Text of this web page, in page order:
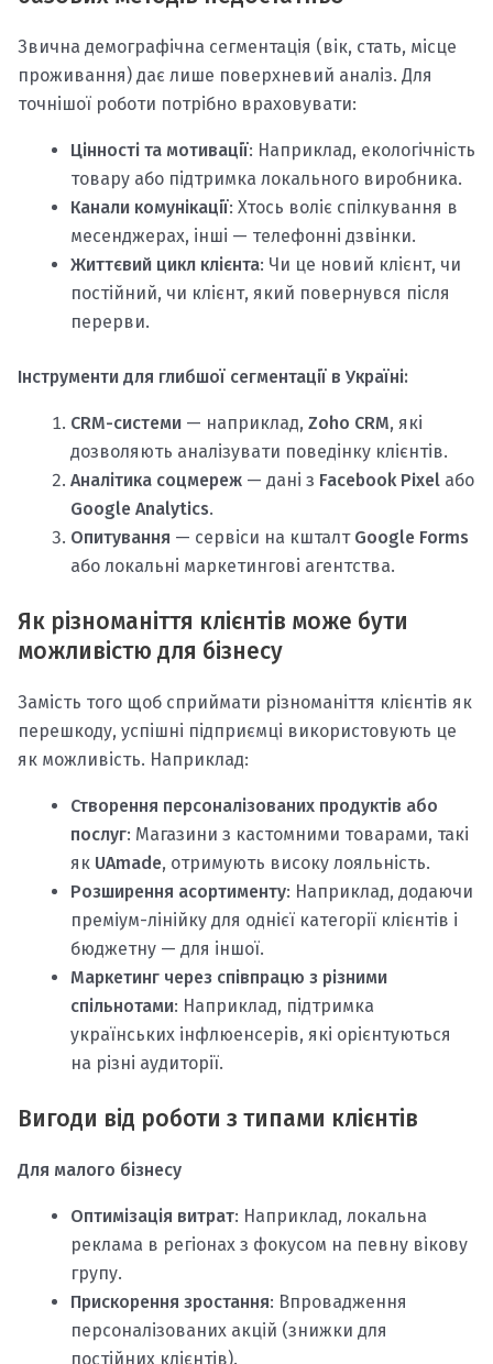
Звична демографічна сегментація (вік, стать, місце
проживання) дає лише поверхневий аналіз. Для
точнішої роботи потрібно враховувати:
Цінності та мотивації: Наприклад, екологічність
товару або підтримка локального виробника.
Канали комунікації: Хтось воліє спілкування в
месенджерах, інші — телефонні дзвінки.
Життєвий цикл клієнта: Чи це новий клієнт, чи
постійний, чи клієнт, який повернувся після
перерви.
Інструменти для глибшої сегментації в Україні:
CRM-системи — наприклад, Zoho CRM, які
дозволяють аналізувати поведінку клієнтів.
Аналітика соцмереж — дані з Facebook Pixel або
Google Analytics.
Опитування — сервіси на кшталт Google Forms
або локальні маркетингові агентства.
Як різноманіття клієнтів може бути
можливістю для бізнесу
Замість того щоб сприймати різноманіття клієнтів як
перешкоду, успішні підприємці використовують це
як можливість. Наприклад:
Створення персоналізованих продуктів або
послуг: Магазини з кастомними товарами, такі
як UAmade, отримують високу лояльність.
Розширення асортименту: Наприклад, додаючи
преміум-лінійку для однієї категорії клієнтів і
бюджетну — для іншої.
Маркетинг через співпрацю з різними
спільнотами: Наприклад, підтримка
українських інфлюенсерів, які орієнтуються
на різні аудиторії.
Вигоди від роботи з типами клієнтів
Для малого бізнесу
Оптимізація витрат: Наприклад, локальна
реклама в регіонах з фокусом на певну вікову
групу.
Прискорення зростання: Впровадження
персоналізованих акцій (знижки для
постійних клієнтів).